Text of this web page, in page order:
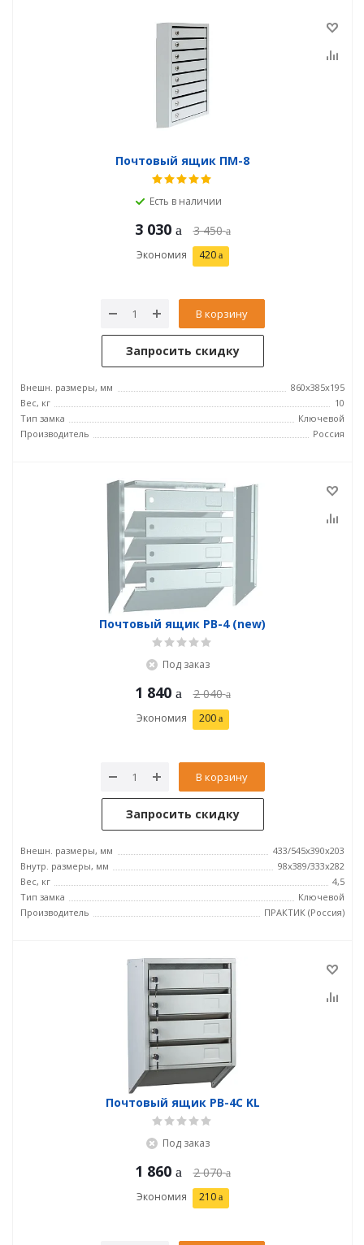
Почтовый ящик ПМ-8
Есть в наличии
3 030 3 450
Экономия 420
В корзину
Запросить скидку
Внешн. размеры, мм
860х385х195
Вес, кг
10
Тип замка
Ключевой
Производитель
Россия
Почтовый ящик PB-4 (new)
Под заказ
1 840 2 040
Экономия 200
В корзину
Запросить скидку
Внешн. размеры, мм
433/545x390x203
Внутр. размеры, мм
98x389/333x282
Вес, кг
4,5
Тип замка
Ключевой
Производитель
ПРАКТИК (Россия)
Почтовый ящик PB-4C KL
Под заказ
1 860 2 070
Экономия 210